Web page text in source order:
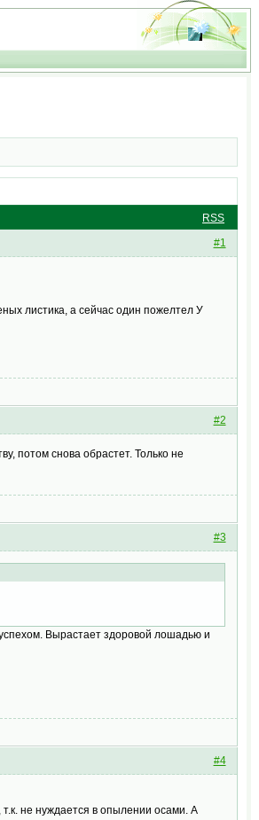
RSS
#1
листика, а сейчас один пожелтел У
#2
потом снова обрастет. Только не
#3
Вырастает здоровой лошадью и
#4
не нуждается в опылении осами. А